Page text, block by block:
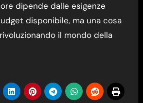
dipende dalle esigenze
disponibile, ma una cosa
il mondo della